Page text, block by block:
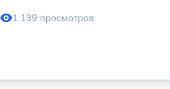
1 139 просмотров